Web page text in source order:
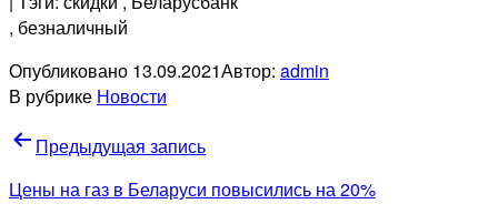
, безналичный
Опубликовано 13.09.2021Автор: admin
В рубрике Новости
Навигация
по
Предыдущая запись
Цены на газ в Беларуси повысились на 20%